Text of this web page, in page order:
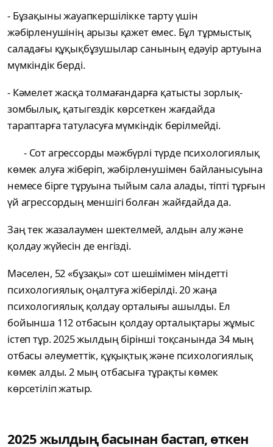
- Бұзақыны жауапкершілікке тарту үшін
жәбірленушінің арызы қажет емес. Бұл тұрмыстық
саладағы құқықбұзушылар санының едәуір артуына
мүмкіндік берді.
- Кәмелет жасқа толмағандарға қатысты зорлық-
зомбылық, қатыгездік көрсеткен жағдайда
тараптарға татуласуға мүмкіндік берілмейді.
- Сот агрессорды мәжбүрлі түрде психологиялық
көмек алуға жіберіп, жәбірленушімен байланысуына
немесе бірге тұруына тыйым сала алады, тіпті тұрғын
үй агрессордың меншігі болған жайғдайда да.
Заң тек жазалаумен шектелмей, алдын алу және
қолдау жүйесін де енгізді.
Мәселен, 52 «бұзақы» сот шешімімен міндетті
психологиялық оңалтуға жіберілді. 20 жаңа
психологиялық қолдау орталығы ашылды. Ел
бойынша 112 отбасын қолдау орталықтары жұмыс
істеп тұр. 2025 жылдың бірінші тоқсанында 34 мың
отбасы әлеуметтік, құқықтық және психологиялық
көмек алды. 2 мың отбасыға тұрақты көмек
көрсетіліп жатыр.
2025 жылдың басынан бастап, өткен